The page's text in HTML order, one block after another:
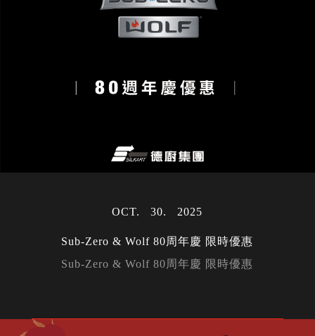
OCT 30 2025
Sub-Zero & Wolf 80周年慶 限時優惠
Sub-Zero & Wolf 80周年慶 限時優惠